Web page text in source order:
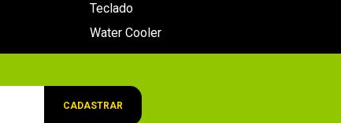
Teclado
Water Cooler
CADASTRAR